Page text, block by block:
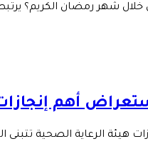
خلال شهر رمضان الكريم؟
أهم
الرعاية الصحية تتبنى